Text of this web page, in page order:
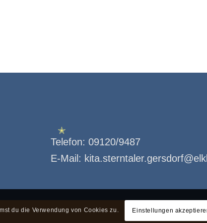
Telefon: 09120/9487
E-Mail:
du die Verwendung von Cookies zu. Einstellungen
✭